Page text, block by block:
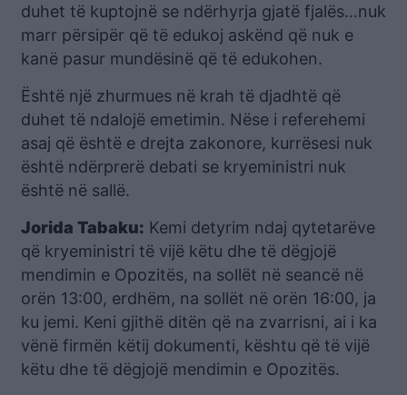
duhet të kuptojnë se ndërhyrja gjatë fjalës…nuk
marr përsipër që të edukoj askënd që nuk e
kanë pasur mundësinë që të edukohen.
Është një zhurmues në krah të djadhtë që
duhet të ndalojë emetimin. Nëse i referehemi
asaj që është e drejta zakonore, kurrësesi nuk
është ndërprerë debati se kryeministri nuk
është në sallë.
Jorida Tabaku: Kemi detyrim ndaj qytetarëve
që kryeministri të vijë këtu dhe të dëgjojë
mendimin e Opozitës, na sollët në seancë në
orën 13:00, erdhëm, na sollët në orën 16:00, ja
ku jemi. Keni gjithë ditën që na zvarrisni, ai i ka
vënë firmën këtij dokumenti, kështu që të vijë
këtu dhe të dëgjojë mendimin e Opozitës.